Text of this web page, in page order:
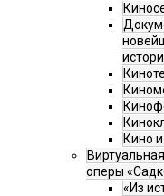
Кино
оперы
«Из